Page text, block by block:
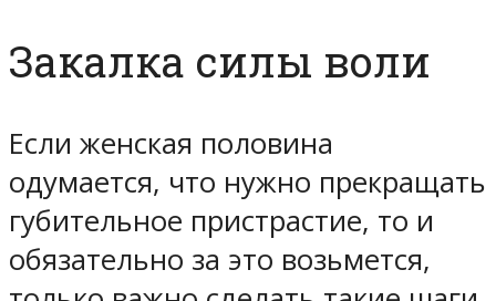
Закалка силы воли
Если женская половина
одумается, что нужно прекращать
губительное пристрастие, то и
обязательно за это возьмется,